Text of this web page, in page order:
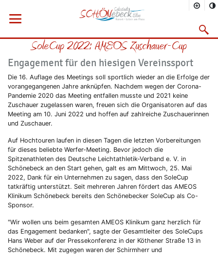
Menü öffnen
Vorheriges Bild
Startseite
Rathaus
Aktuelles 2022
SoleCup 2022: AMEOS Zuschauer-Cup
Engagement für den hiesigen Vereinssport
Die 16. Auflage des Meetings soll sportlich wieder an die Erfolge der
vorangegangenen Jahre anknüpfen. Nachdem wegen der Corona-
Pandemie 2020 das Meeting entfallen musste und 2021 keine
Zuschauer zugelassen waren, freuen sich die Organisatoren auf das
Meeting am 10. Juni 2022 und hoffen auf zahlreiche Zuschauerinnen
und Zuschauer.
Auf Hochtouren laufen in diesen Tagen die letzten Vorbereitungen
für dieses beliebte Werfer-Meeting. Bevor jedoch die
Spitzenathleten des Deutsche Leichtathletik-Verband e. V. in
Schönebeck an den Start gehen, galt es am Mittwoch, 25. Mai
2022, Dank für ein Unternehmen zu sagen, dass den SoleCup
tatkräftig unterstützt. Seit mehreren Jahren fördert das AMEOS
Klinikum Schönebeck bereits den Schönebecker SoleCup als Co-
Sponsor.
"Wir wollen uns beim gesamten AMEOS Klinikum ganz herzlich für
das Engagement bedanken", sagte der Gesamtleiter des SoleCups
Hans Weber auf der Pressekonferenz in der Köthener Straße 13 in
Schönebeck. Mit zugegen waren der Schirmherr und